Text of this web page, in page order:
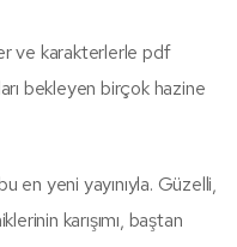
ve karakterlerle pdf
bekleyen birçok hazine
en yeni yayınıyla. Güzelli,
karışımı, baştan